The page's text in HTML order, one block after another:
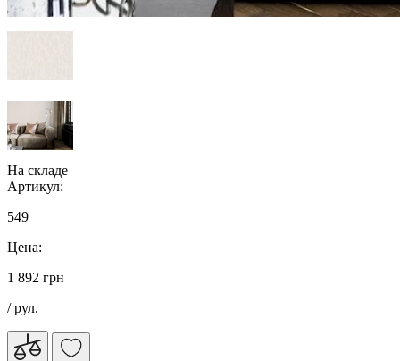
На складе
Артикул:
549
Цена:
1 892 грн
/ рул.